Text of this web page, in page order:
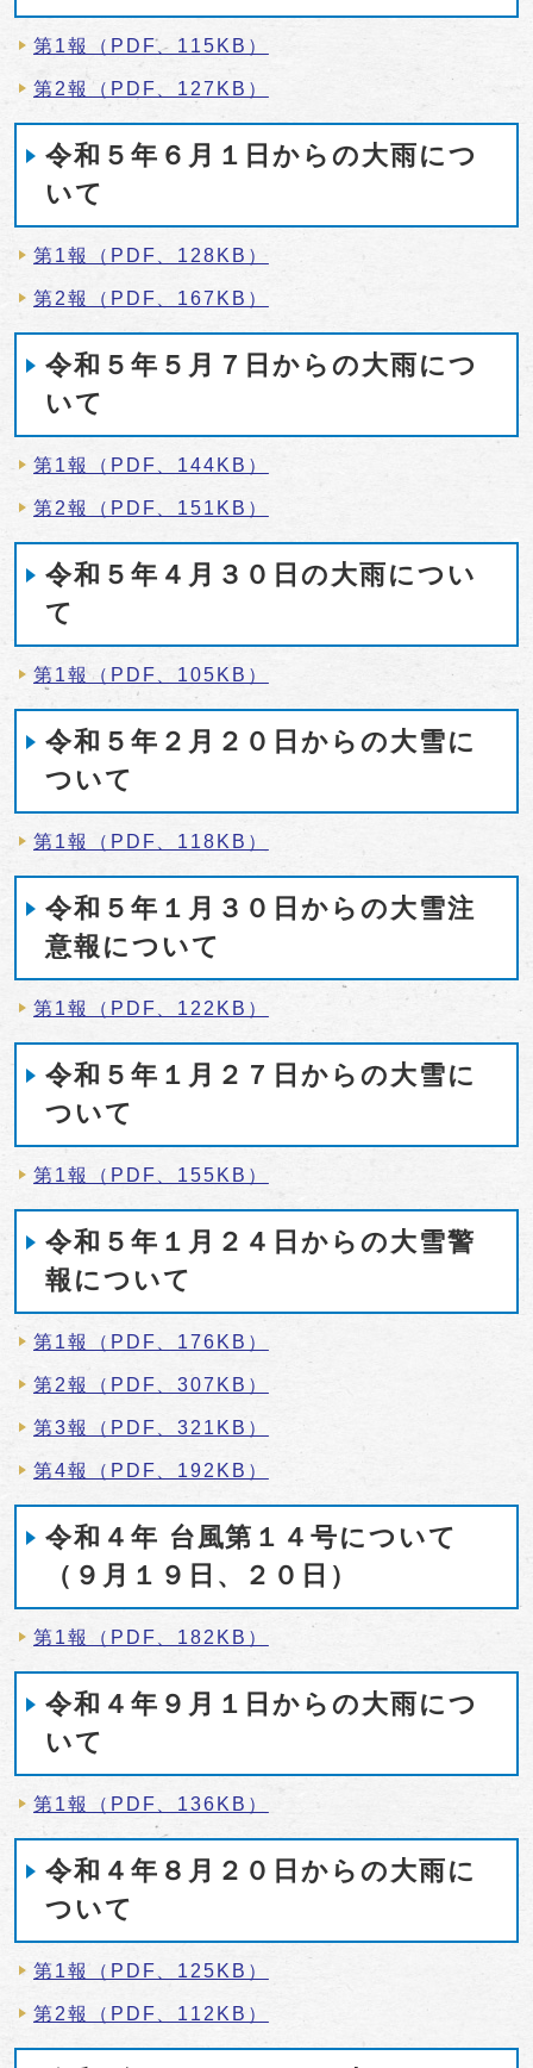
第1報（PDF、115KB）
第2報（PDF、127KB）
令和５年６月１日からの大雨につ
いて
第1報（PDF、128KB）
第2報（PDF、167KB）
令和５年５月７日からの大雨につ
いて
第1報（PDF、144KB）
第2報（PDF、151KB）
令和５年４月３０日の大雨につい
て
第1報（PDF、105KB）
令和５年２月２０日からの大雪に
ついて
第1報（PDF、118KB）
令和５年１月３０日からの大雪注
意報について
第1報（PDF、122KB）
令和５年１月２７日からの大雪に
ついて
第1報（PDF、155KB）
令和５年１月２４日からの大雪警
報について
第1報（PDF、176KB）
第2報（PDF、307KB）
第3報（PDF、321KB）
第4報（PDF、192KB）
令和４年 台風第１４号について
（９月１９日、２０日）
第1報（PDF、182KB）
令和４年９月１日からの大雨につ
いて
第1報（PDF、136KB）
令和４年８月２０日からの大雨に
ついて
第1報（PDF、125KB）
第2報（PDF、112KB）